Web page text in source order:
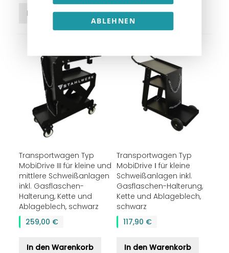
ABLEHNEN
In den Warenkorb In den Warenkorb
Transportwagen Typ
MobiDrive III für kleine und
mittlere Schweißanlagen
inkl. Gasflaschen-
Halterung, Kette und
Ablageblech, schwarz
259,00 €
In den Warenkorb
Transportwagen Typ
MobiDrive Ⅰ für kleine
Schweißanlagen inkl.
Gasflaschen-Halterung,
Kette und Ablageblech,
schwarz
117,90 €
In den Warenkorb